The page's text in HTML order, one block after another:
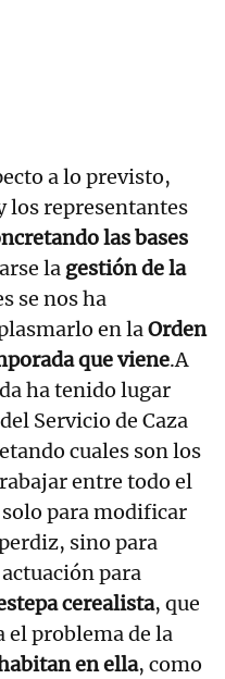
a lo previsto,
los representantes
las bases
la gestión de la
se nos ha
en laOrden
que viene.A
ha tenido lugar
Servicio de Caza
cuales son los
entre todo el
para modificar
sino para
para
cerealista, que
el problema de la
en ella, como